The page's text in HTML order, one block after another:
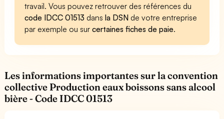
travail. Vous pouvez retrouver des références du
code IDCC 01513 dansla DSN de votre entreprise
par exemple ou surcertaines fiches de paie.
Les informations importantes sur la convention
collective Production eaux boissons sans alcool
bière - Code IDCC 01513